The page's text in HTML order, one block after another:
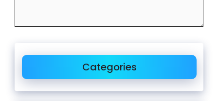
Categories